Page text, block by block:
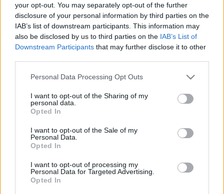
your opt-out. You may separately opt-out of the further
disclosure of your personal information by third parties on the
IAB’s list of downstream participants. This information may
also be disclosed by us to third parties on the IAB’s List of
Downstream Participants that may further disclose it to other
Please note that this website/app uses one or more Google
not limited to your visit or usage behaviour. You may click to
grant or deny consent to Google and its third-party tags to
use your data for below specified purposes in below Google
consent section.
Personal Data Processing Opt Outs
I want to opt-out of the Sharing of my
personal data.
Opted In
I want to opt-out of the Sale of my
Personal Data.
Opted In
I want to opt-out of processing my
Personal Data for Targeted Advertising.
Opted In
Így van, gőzerővel közeleg a Húsvét, ilyenkor
általában azért megszoktuk lepni egymást
valamivel. Főleg a gyerkőcöket. Erre természetesen
gondolt a Géniusz Könyváruház is! Hogy mikkel?
Alább kiderül... Miket ajánlunk? Nos, mi alapvetően
természetesen…